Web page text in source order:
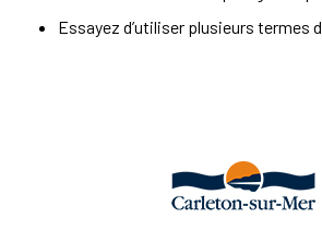
Essayez d’utiliser plusieurs termes